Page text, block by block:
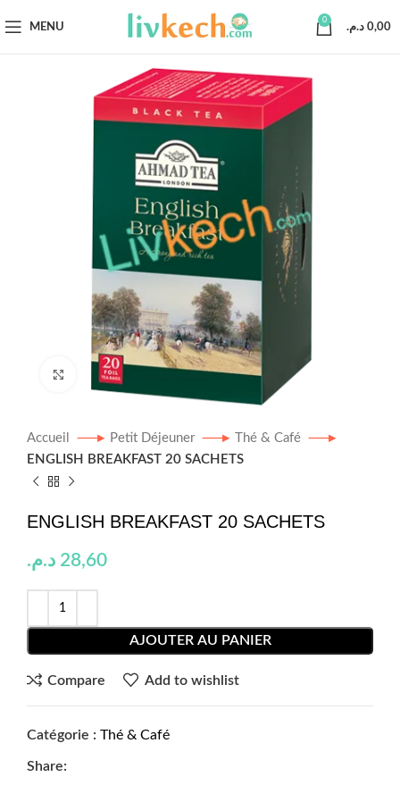
MENU
0
0,00 د.م.
Click to enlarge
Accueil Petit Déjeuner
Thé & Café
ENGLISH BREAKFAST 20 SACHETS
ENGLISH BREAKFAST 20 SACHETS
28,60 د.م.
AJOUTER AU PANIER
Compare Add to wishlist
Catégorie : Thé & Café
Share: